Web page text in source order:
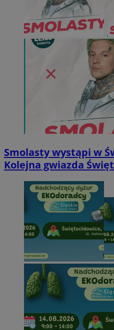
Smolasty wystąpi w
Kolejna gwiazda